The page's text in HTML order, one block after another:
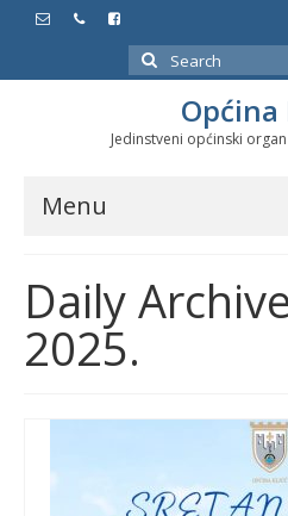
Search
for:
Općina
Jedinstveni općinski
Menu
Službeni glasnici
Javne nabavke
Značajni datumi i
Program energetske
Daily
2025.